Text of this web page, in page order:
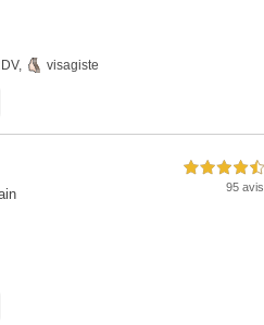
, visagiste
4,5 étoiles sur 5
95 avis